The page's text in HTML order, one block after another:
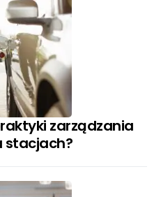
zarządzania
stacjach?